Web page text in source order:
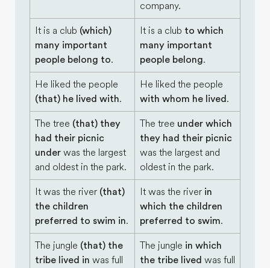
company.
It is a club (which)
many important
people belong to.
It is a club to which
many important
people belong.
He liked the people
(that) he lived with.
He liked the people
with whom he lived .
The tree (that) they
had their picnic
under was the largest
and oldest in the park.
The tree under which
they had their picnic
was the largest and
oldest in the park.
It was the river (that)
the children
preferred to swim in.
It was the river in
which the children
preferred to swim.
The jungle (that) the
tribe lived in was full
The jungle in which
the tribe lived was full